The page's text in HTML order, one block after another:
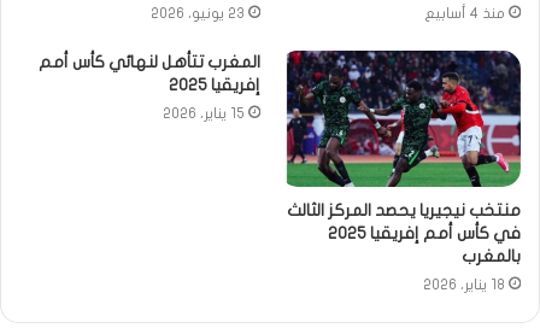
منذ 4 أسابيع 23 يونيو، 2026
منتخب نيجيريا يحصد المركز الثالث
في كأس أمم إفريقيا 2025
بالمغرب
18 يناير، 2026
المغرب تتأهل لنهائي كأس أمم
إفريقيا 2025
15 يناير، 2026